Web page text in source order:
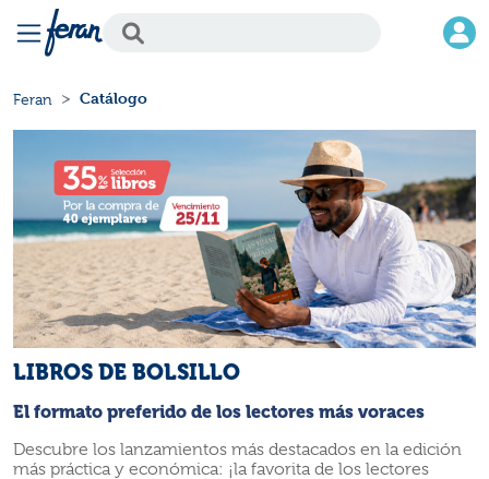
Feran Catálogo
LIBROS DE BOLSILLO
El formato preferido de los lectores más voraces
Descubre los lanzamientos más destacados en la edición
más práctica y económica: ¡la favorita de los lectores